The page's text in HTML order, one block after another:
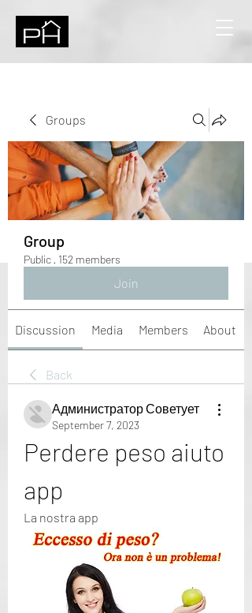
Groups
Group
Public · 152 members
Join
Discussion Media Members About
Back
Администратор Советует
September 7, 2023
Perdere peso aiuto
app
La nostra app